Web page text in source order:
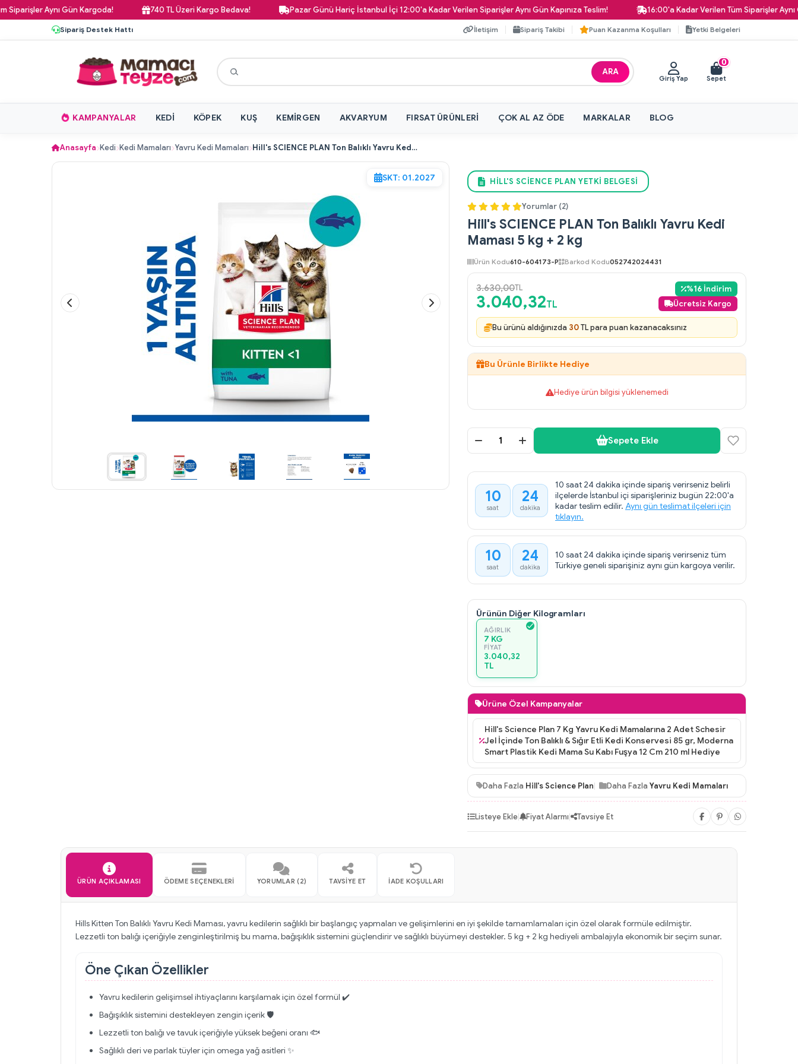
Aynı Gün Kargoda! 740 TL Üzeri Kargo Bedava! Pazar Günü Hariç İstanbul İçi 12:00'a Kadar Verilen Siparişler Aynı Gün Kapınıza Teslim! 16:00'a Kadar Verilen Tüm Siparişler Aynı Gün
Sipariş Destek Hattı İletişim Sipariş Takibi Puan Kazanma Koşulları Yetki Belgeleri
ARA
Giriş Yap
0
Sepet
KAMPANYALAR KEDI KÖPEK KUŞ KEMIRGEN AKVARYUM FIRSAT ÜRÜNLERI ÇOK AL AZ ÖDE MARKALAR BLOG
Anasayfa Kedi Kedi Mamaları Yavru Kedi Mamaları Hill's SCIENCE PLAN Ton Balıklı Yavru Kedi Maması 5 kg + 2 kg
SKT: 01.2027 HILL'S SCIENCE PLAN YETKI BELGESI
Yorumlar (2)
Hill's SCIENCE PLAN Ton Balıklı Yavru Kedi
Maması 5 kg + 2 kg
Ürün Kodu610-604173-P Barkod Kodu052742024431
3.630,00TL
3.040,32TL
%16 İndirim
Ücretsiz Kargo
Bu ürünü aldığınızda 30TL para puan kazanacaksınız
Bu Ürünle Birlikte Hediye
Hediye ürün bilgisi yüklenemedi
Sepete Ekle
10
saat
24
dakika
10 saat 24 dakika içinde sipariş verirseniz belirli
ilçelerde İstanbul içi siparişleriniz bugün 22:00'a
kadar teslim edilir. Aynı gün teslimat ilçeleri için
tıklayın.
10
saat
24
dakika
10 saat 24 dakika içinde sipariş verirseniz tüm
Türkiye geneli siparişiniz aynı gün kargoya verilir.
Ürünün Diğer Kilogramları
AĞIRLIK
7 KG
FIYAT
3.040,32
TL
Ürüne Özel Kampanyalar
Hill's Science Plan 7 Kg Yavru Kedi Mamalarına 2 Adet Schesir
Jel İçinde Ton Balıklı & Sığır Etli Kedi Konservesi 85 gr, Moderna
Smart Plastik Kedi Mama Su Kabı Fuşya 12 Cm 210 ml Hediye
Daha Fazla Hill's Science Plan Daha Fazla Yavru Kedi Mamaları
Listeye Ekle| Fiyat Alarmı| Tavsiye Et
ÜRÜN AÇIKLAMASI ÖDEME SEÇENEKLERI YORUMLAR (2) TAVSIYE ET İADE KOŞULLARI
Hills Kitten Ton Balıklı Yavru Kedi Maması, yavru kedilerin sağlıklı bir başlangıç yapmaları ve gelişimlerini en iyi şekilde tamamlamaları için özel olarak formüle edilmiştir.
Lezzetli ton balığı içeriğiyle zenginleştirilmiş bu mama, bağışıklık sistemini güçlendirir ve sağlıklı büyümeyi destekler. 5 kg + 2 kg hediyeli ambalajıyla ekonomik bir seçim sunar.
Öne Çıkan Özellikler
Yavru kedilerin gelişimsel ihtiyaçlarını karşılamak için özel formül ✔️
Bağışıklık sistemini destekleyen zengin içerik 🛡️
Lezzetli ton balığı ve tavuk içeriğiyle yüksek beğeni oranı 🐟
Sağlıklı deri ve parlak tüyler için omega yağ asitleri ✨